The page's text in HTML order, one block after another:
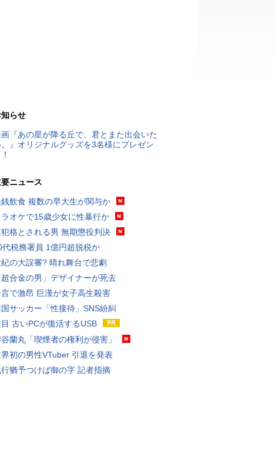
知らせ
『あの星が降る丘で、君とまた出会いた
。』オリジナルグッズを3名様にプレゼン
要ニュース
飲食 複数の早大生が関与か
ラオケで15歳少女に性暴行か
犯格とされる男 無期懲役判決
代税務署員 1億円超脱税か
の大誤審? 晴れ舞台で悲劇
超合金の男」デザイナーが死去
で激昂 巨漢が女子高生殺害
サッカー「性接待」SNS紛糾
古いPCが復活するUSB
蘭丸「喫煙者の権利が侵害」
初の男性VTuber 引退を発表
猶予つけば御の字 記者指摘